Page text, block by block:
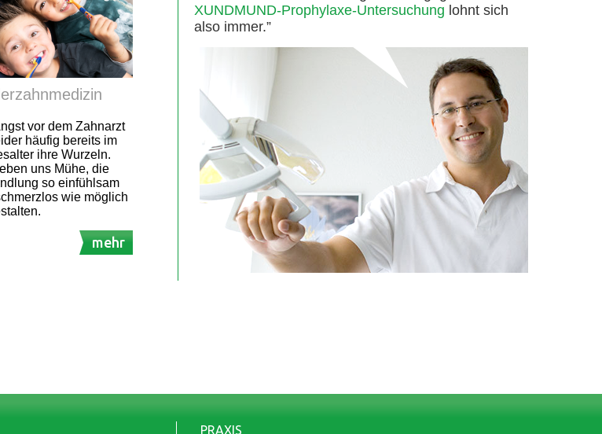
vor dem Zahnarzt
häufig bereits im
ihre Wurzeln.
uns Mühe, die
so einfühlsam
wie möglich
mehr
XUNDMUND-Prophylaxe-Untersuchung lohnt sich
also immer.”
PRAXIS